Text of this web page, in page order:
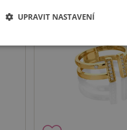
UPRAVIT NASTAVENÍ